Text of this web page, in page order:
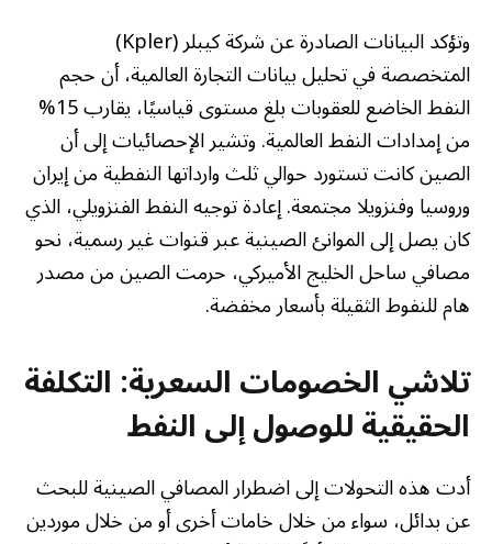
وتؤكد البيانات الصادرة عن شركة كيبلر (Kpler)
المتخصصة في تحليل بيانات التجارة العالمية، أن حجم
النفط الخاضع للعقوبات بلغ مستوى قياسيًا، يقارب 15%
من إمدادات النفط العالمية. وتشير الإحصائيات إلى أن
الصين كانت تستورد حوالي ثلث وارداتها النفطية من إيران
وروسيا وفنزويلا مجتمعة. إعادة توجيه النفط الفنزويلي، الذي
كان يصل إلى الموانئ الصينية عبر قنوات غير رسمية، نحو
مصافي ساحل الخليج الأميركي، حرمت الصين من مصدر
هام للنفوط الثقيلة بأسعار مخفضة.
تلاشي الخصومات السعرية: التكلفة
الحقيقية للوصول إلى النفط
أدت هذه التحولات إلى اضطرار المصافي الصينية للبحث
عن بدائل، سواء من خلال خامات أخرى أو من خلال موردين